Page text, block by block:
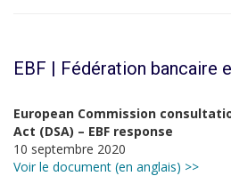
EBF | Fédération bancaire
European Commission
Act (DSA) – EBF response
10 septembre 2020
Voir le document (en anglais) >>